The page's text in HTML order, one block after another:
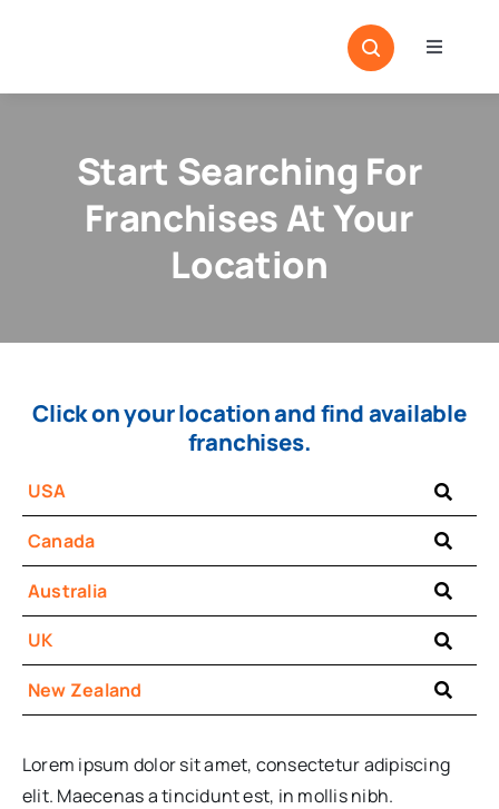
Toggle
Home
Start Searching For
Franchises At Your
Location
Click on your location and find available
franchises.
USA
Canada
Australia
UK
New Zealand
Lorem ipsum dolor sit amet, consectetur adipiscing
elit. Maecenas a tincidunt est, in mollis nibh.